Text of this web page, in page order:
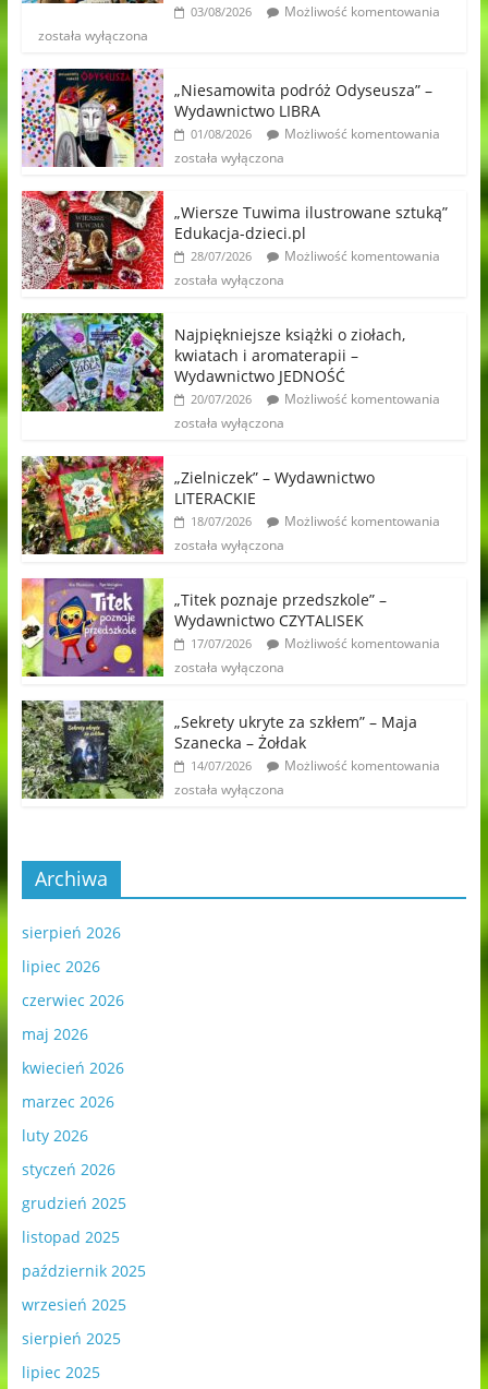
03/08/2026
Możliwość komentowania
została wyłączona
„Niesamowita podróż Odyseusza” –
Wydawnictwo LIBRA
01/08/2026
Możliwość komentowania
została wyłączona
„Wiersze Tuwima ilustrowane sztuką”
Edukacja-dzieci.pl
28/07/2026
Możliwość komentowania
została wyłączona
Najpiękniejsze książki o ziołach,
kwiatach i aromaterapii –
Wydawnictwo JEDNOŚĆ
20/07/2026
Możliwość komentowania
została wyłączona
„Zielniczek” – Wydawnictwo
LITERACKIE
18/07/2026
Możliwość komentowania
została wyłączona
„Titek poznaje przedszkole” –
Wydawnictwo CZYTALISEK
17/07/2026
Możliwość komentowania
została wyłączona
„Sekrety ukryte za szkłem” – Maja
Szanecka – Żołdak
14/07/2026
Możliwość komentowania
została wyłączona
Archiwa
sierpień 2026
lipiec 2026
czerwiec 2026
maj 2026
kwiecień 2026
marzec 2026
luty 2026
styczeń 2026
grudzień 2025
listopad 2025
październik 2025
wrzesień 2025
sierpień 2025
lipiec 2025